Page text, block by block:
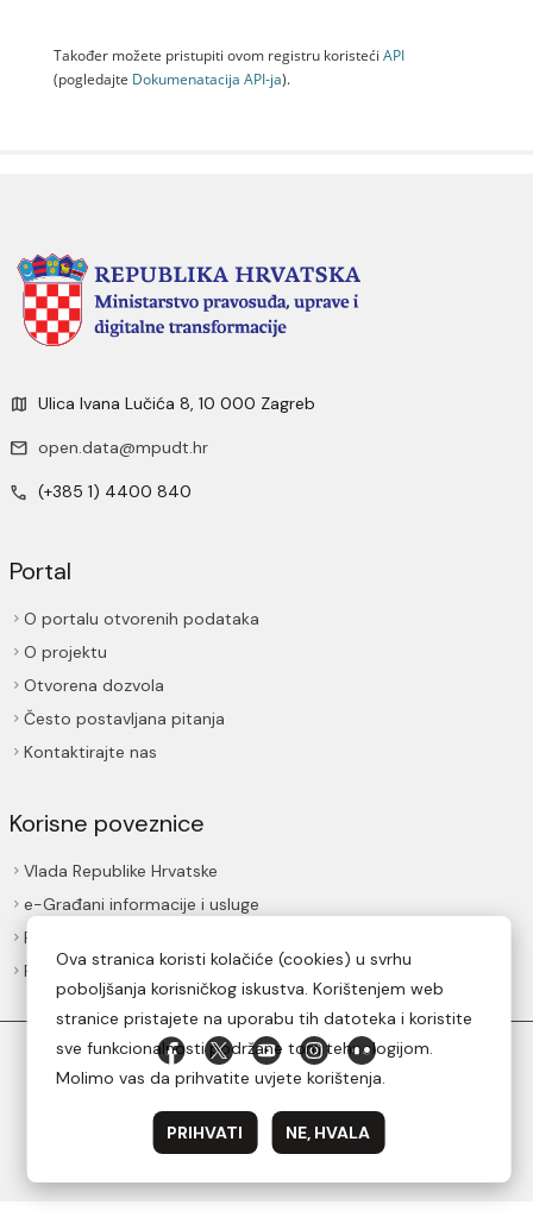
Također možete pristupiti ovom registru koristeći API
(pogledajte Dokumenаtаcijа API-jа).